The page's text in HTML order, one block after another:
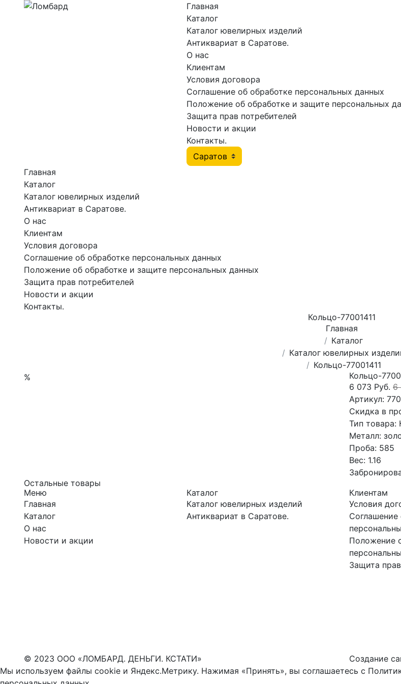
Главная
Каталог
Каталог ювелирных изделий
Антиквариат в Саратове.
О нас
Клиентам
Условия договора
Соглашение об обработке персональных данных
Положение об обработке и защите персональных
Защита прав потребителей
Новости и акции
Контакты.
Главная
Каталог
Каталог ювелирных изделий
Антиквариат в Саратове.
О нас
Клиентам
Условия договора
Соглашение об обработке персональных данных
Положение об обработке и защите персональных данных
Защита прав потребителей
Новости и акции
Контакты.
Кольцо-77001411
Главная
Каталог
Каталог ювелирных
Кольцо-77001411
%
Кольцо-
6 073 Руб. 6
Артикул:
Скидка в
Тип товара:
Металл:
Проба: 585
Вес: 1.16
Остальные товары
Меню
Главная
Каталог
О нас
Новости и акции
Каталог
Каталог ювелирных изделий
Антиквариат в Саратове.
Клиентам
Условия
Соглашение
Положение
Защита
© 2023 ООО «ЛОМБАРД. ДЕНЬГИ. КСТАТИ» Создание
Мы используем файлы cookie и Яндекс.Метрику. Нажимая «Принять», вы соглашаетесь с